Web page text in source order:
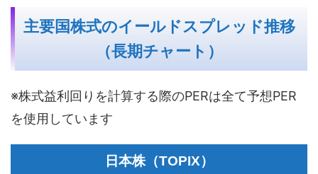
主要国株式のイールドスプレッド推移
（長期チャート）
※株式益利回りを計算する際のPERは全て予想PER
を使用しています
日本株（TOPIX）